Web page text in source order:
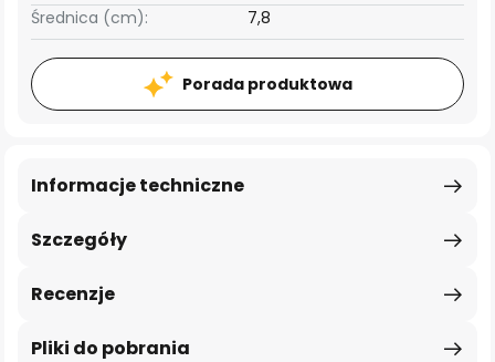
Średnica (cm):
7,8
Porada produktowa
Szczegóły
Informacje techniczne
Recenzje
Pliki do pobrania